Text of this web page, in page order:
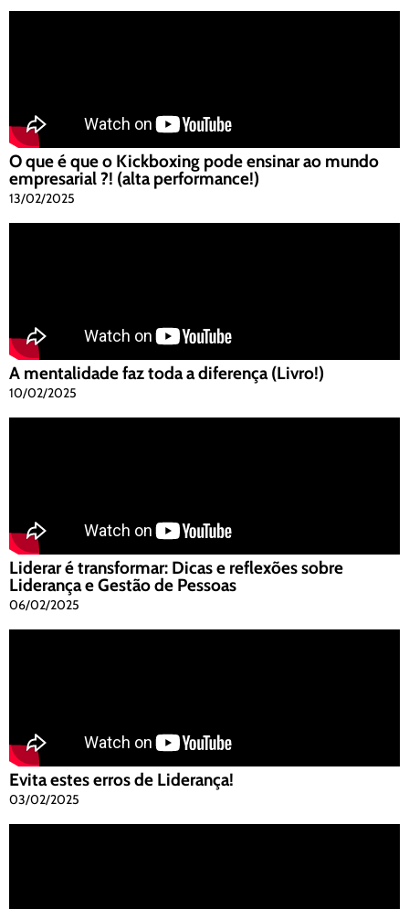
O que é que o Kickboxing pode ensinar ao mundo
empresarial ?! (alta performance!)
13/02/2025
A mentalidade faz toda a diferença (Livro!)
10/02/2025
Liderar é transformar: Dicas e reflexões sobre
Liderança e Gestão de Pessoas
06/02/2025
Evita estes erros de Liderança!
03/02/2025